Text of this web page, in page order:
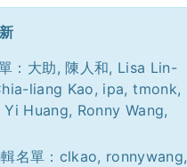
：大助, 陳人和, Lisa Lin-
liang Kao, ipa, tmonk,
Huang, Ronny Wang,
名單：clkao, ronnywang,